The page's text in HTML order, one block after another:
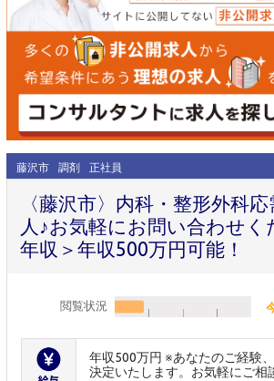
藤沢市 調剤 正社員
〈藤沢市〉内科・整形外科
人♪お気軽にお問い合わせく
年収＞年収500万円可能！
閲覧状況
年収500万円 ※あなたのご経験
決定いたします。お気軽にご相